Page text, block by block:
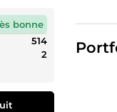
bonne
514
2
👨‍💻